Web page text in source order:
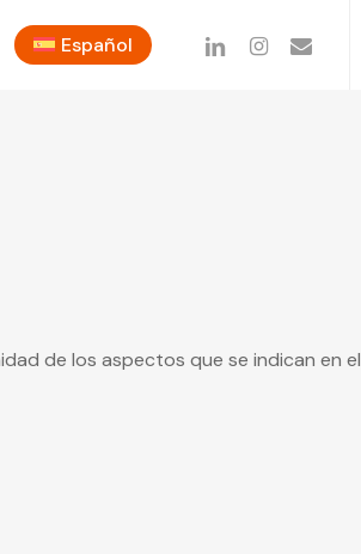
Español linkedininstagram
email
de los aspectos que se indican en el